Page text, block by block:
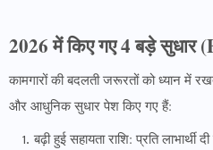
2026 में किए गए 4 बड़े सुधार
कामगारों की बदलती जरूरतों को ध्यान में
और आधुनिक सुधार पेश किए गए हैं:
बढ़ी हुई सहायता राशि: प्रति लाभार्थी